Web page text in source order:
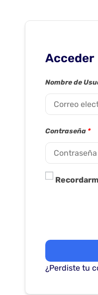
Acceder
Nombre de
Contraseña *
¿Perdiste tu